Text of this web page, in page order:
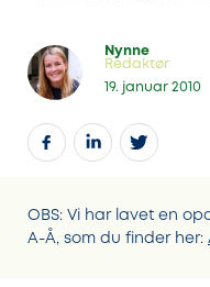
Nynne
Redaktør
19. januar 2010
OBS: Vi har lavet en
A-Å, som du finder her: